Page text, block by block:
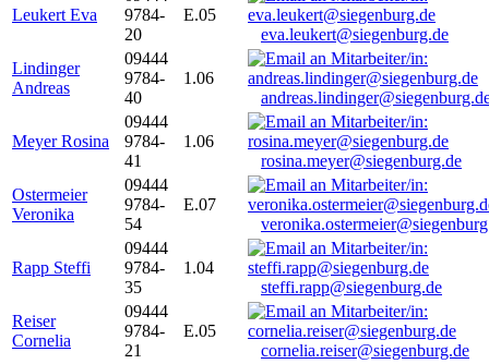
Leukert Eva
9784-
20
E.05
eva.leukert@siegenburg.de
Lindinger
Andreas
09444
9784-
40
1.06
Meyer Rosina
09444
9784-
41
1.06
rosina.meyer@siegenburg.de
Ostermeier
Veronika
09444
9784-
54
E.07
Rapp Steffi
09444
9784-
35
1.04
steffi.rapp@siegenburg.de
Reiser
Cornelia
09444
9784-
21
E.05
cornelia.reiser@siegenburg.de